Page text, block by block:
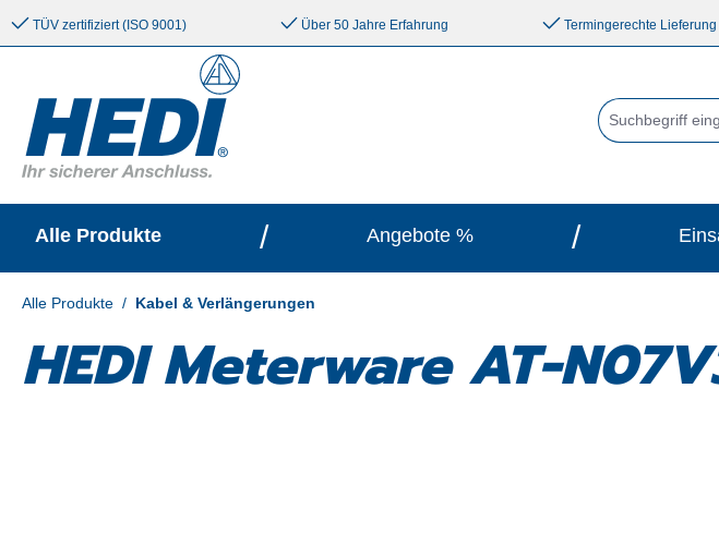
springen Zur Hauptnavigation springen
TÜV zertifiziert (ISO 9001) Über 50 Jahre Erfahrung Termingerechte Lieferung
Alle Produkte / Angebote % /
Alle Produkte / Kabel & Verlängerungen
HEDI Meterware AT-